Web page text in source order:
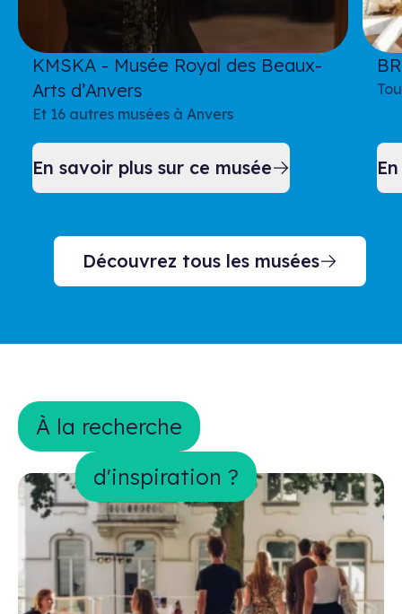
KMSKA - Musée Royal des Beaux-
Arts d’Anvers
Et 16 autres musées à Anvers
En savoir plus sur ce musée
Découvrez tous les musées
À la recherche d&#039;inspiration ?
À la recherche
d'inspiration ?